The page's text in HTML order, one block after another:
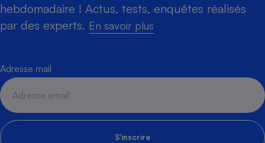
hebdomadaire ! Actus, tests, enquêtes réalisés
par des experts. En savoir plus
Adresse mail
S'inscrire